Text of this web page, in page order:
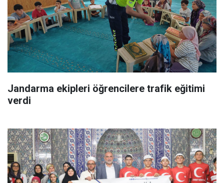
Jandarma ekipleri öğrencilere trafik eğitimi
verdi